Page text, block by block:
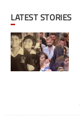
LATEST STORIES